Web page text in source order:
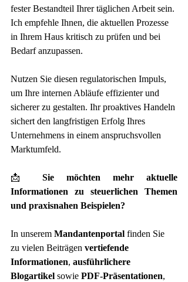
fester Bestandteil Ihrer täglichen Arbeit sein.
Ich empfehle Ihnen, die aktuellen Prozesse
in Ihrem Haus kritisch zu prüfen und bei
Bedarf anzupassen.
Nutzen Sie diesen regulatorischen Impuls,
um Ihre internen Abläufe effizienter und
sicherer zu gestalten. Ihr proaktives Handeln
sichert den langfristigen Erfolg Ihres
Unternehmens in einem anspruchsvollen
Marktumfeld.
📩 Sie möchten mehr aktuelle
Informationen zu steuerlichen Themen
und praxisnahen Beispielen?
In unserem Mandantenportal finden Sie
zu vielen Beiträgen vertiefende
Informationen, ausführlichere
Blogartikel sowie PDF-Präsentationen,